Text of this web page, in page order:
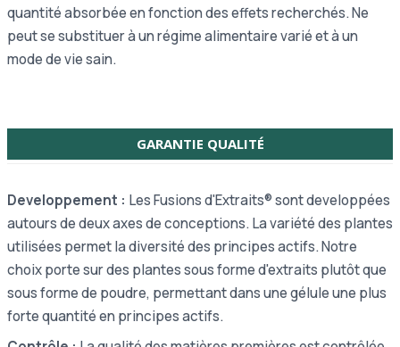
quantité absorbée en fonction des effets recherchés.Ne
peut se substituer à un régime alimentaire varié et à un
mode de vie sain.
GARANTIE QUALITÉ
Developpement : Les Fusions d'Extraits® sont developpées
autours de deux axes de conceptions. La variété des plantes
utilisées permet la diversité des principes actifs. Notre
choix porte sur des plantes sous forme d'extraits plutôt que
sous forme de poudre, permettant dans une gélule une plus
forte quantité en principes actifs.